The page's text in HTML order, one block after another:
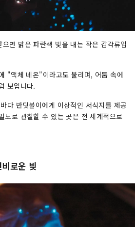
면 밝은 파란색 빛을 내는 작은 갑각류입
"액체 네온"이라고도 불리며, 어둠 속에
보입니다.
다 반딧불이에게 이상적인 서식지를 제공
도로 관찰할 수 있는 곳은 전 세계적으로
로운 빛